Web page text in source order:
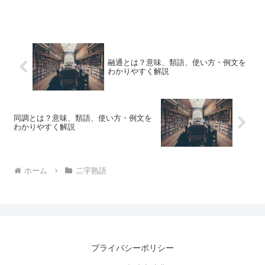
融通とは？意味、類語、使い方・例文を
わかりやすく解説
同調とは？意味、類語、使い方・例文を
わかりやすく解説
ホーム 二字熟語
プライバシーポリシー